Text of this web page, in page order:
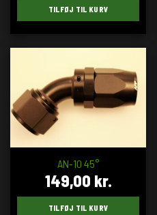
TILFØJ TIL KURV
AN-10 45°
149,00 kr.
TILFØJ TIL KURV